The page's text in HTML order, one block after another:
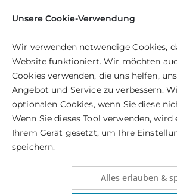
GESAMTPROGRAMM
Unsere Cookie-Verwendung
Wir verwenden notwendige Cookies,
Website funktioniert. Wir möchten
Cookies verwenden, die uns helfen,
Angebot und Service zu verbessern.
optionalen Cookies, wenn Sie diese
Wenn Sie dieses Tool verwenden, wird
Ihrem Gerät gesetzt, um Ihre
speichern.
Alles erlauben &